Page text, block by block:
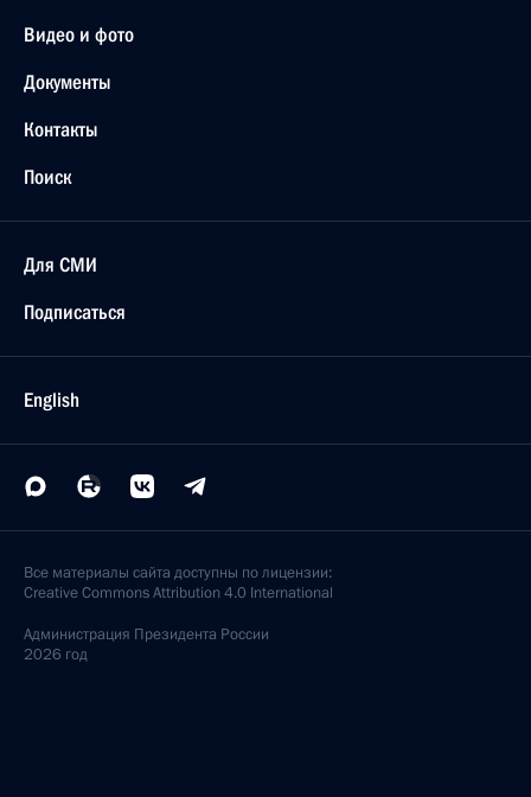
Видео и фото
Документы
Контакты
Поиск
Для СМИ
Подписаться
English
Все материалы сайта доступны по лицензии:
Creative Commons Attribution 4.0 International
Администрация Президента России
2026 год